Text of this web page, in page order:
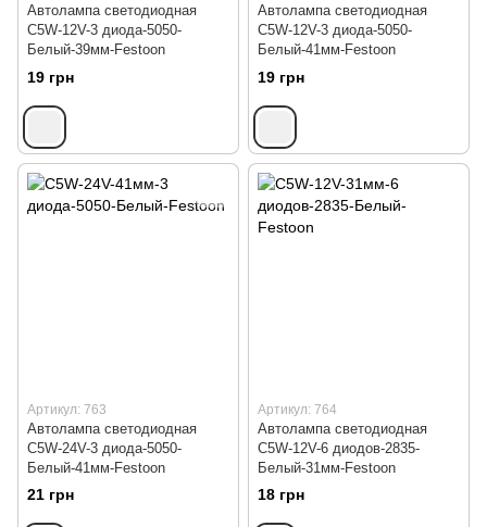
Автолампа светодиодная
C5W-12V-3 диода-5050-
Белый-39мм-Festoon
19 грн
Автолампа светодиодная
C5W-12V-3 диода-5050-
Белый-41мм-Festoon
19 грн
Артикул: 763
Автолампа светодиодная
C5W-24V-3 диода-5050-
Белый-41мм-Festoon
21 грн
Артикул: 764
Автолампа светодиодная
C5W-12V-6 диодов-2835-
Белый-31мм-Festoon
18 грн